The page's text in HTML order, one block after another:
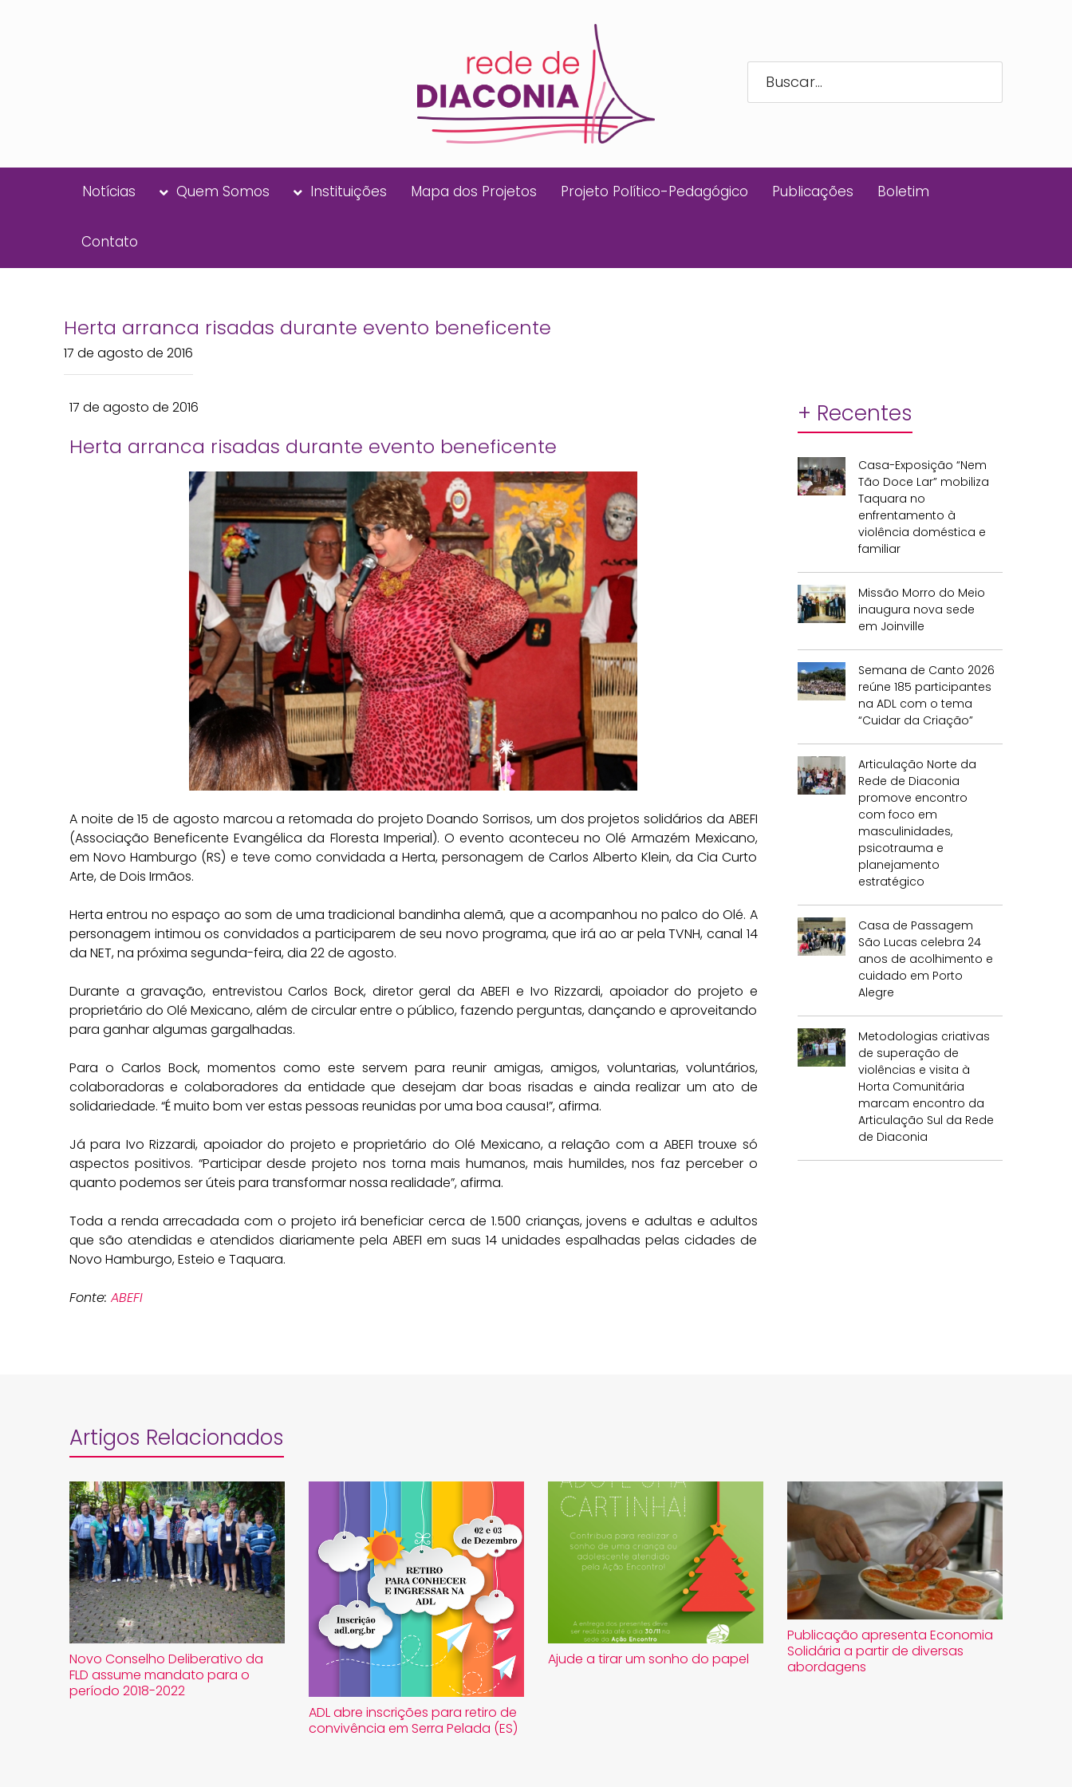
Notícias Quem Somos Instituições Mapa dos Projetos Projeto Político-Pedagógico Publicações Boletim
Contato
Herta arranca risadas durante evento beneficente
17 de agosto de 2016
17 de agosto de 2016
Herta arranca risadas durante evento beneficente
A noite de 15 de agosto marcou a retomada do projeto Doando Sorrisos, um dos projetos solidários da ABEFI
(Associação Beneficente Evangélica da Floresta Imperial). O evento aconteceu no Olé Armazém Mexicano,
em Novo Hamburgo (RS) e teve como convidada a Herta, personagem de Carlos Alberto Klein, da Cia Curto
Arte, de Dois Irmãos.
Herta entrou no espaço ao som de uma tradicional bandinha alemã, que a acompanhou no palco do Olé. A
personagem intimou os convidados a participarem de seu novo programa, que irá ao ar pela TVNH, canal 14
da NET, na próxima segunda-feira, dia 22 de agosto.
Durante a gravação, entrevistou Carlos Bock, diretor geral da ABEFI e Ivo Rizzardi, apoiador do projeto e
proprietário do Olé Mexicano, além de circular entre o público, fazendo perguntas, dançando e aproveitando
para ganhar algumas gargalhadas.
Para o Carlos Bock, momentos como este servem para reunir amigas, amigos, voluntarias, voluntários,
colaboradoras e colaboradores da entidade que desejam dar boas risadas e ainda realizar um ato de
solidariedade. “É muito bom ver estas pessoas reunidas por uma boa causa!”, afirma.
Já para Ivo Rizzardi, apoiador do projeto e proprietário do Olé Mexicano, a relação com a ABEFI trouxe só
aspectos positivos. “Participar desde projeto nos torna mais humanos, mais humildes, nos faz perceber o
quanto podemos ser úteis para transformar nossa realidade”, afirma.
Toda a renda arrecadada com o projeto irá beneficiar cerca de 1.500 crianças, jovens e adultas e adultos
que são atendidas e atendidos diariamente pela ABEFI em suas 14 unidades espalhadas pelas cidades de
Novo Hamburgo, Esteio e Taquara.
Fonte: ABEFI
+ Recentes
Casa-Exposição “Nem
Tão Doce Lar” mobiliza
Taquara no
enfrentamento à
violência doméstica e
familiar
Missão Morro do Meio
inaugura nova sede
em Joinville
Semana de Canto 2026
reúne 185 participantes
na ADL com o tema
“Cuidar da Criação”
Articulação Norte da
Rede de Diaconia
promove encontro
com foco em
masculinidades,
psicotrauma e
planejamento
estratégico
Casa de Passagem
São Lucas celebra 24
anos de acolhimento e
cuidado em Porto
Alegre
Metodologias criativas
de superação de
violências e visita à
Horta Comunitária
marcam encontro da
Articulação Sul da Rede
de Diaconia
Artigos Relacionados
Novo Conselho Deliberativo da
FLD assume mandato para o
período 2018-2022
ADL abre inscrições para retiro de
convivência em Serra Pelada (ES)
Ajude a tirar um sonho do papel
Publicação apresenta Economia
Solidária a partir de diversas
abordagens